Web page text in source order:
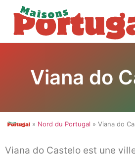
Viana do
» Nord du Portugal » Viana do
Viana do Castelo est une